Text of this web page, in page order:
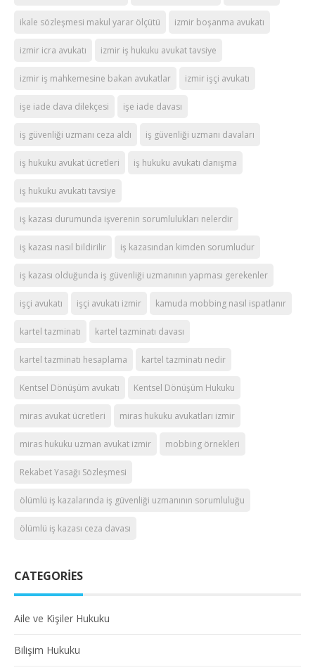
ikale sözleşmesi makul yarar ölçütü izmir boşanma avukatı
izmir icra avukatı izmir iş hukuku avukat tavsiye
izmir iş mahkemesine bakan avukatlar izmir işçi avukatı
işe iade dava dilekçesi işe iade davası
iş güvenliği uzmanı ceza aldı iş güvenliği uzmanı davaları
iş hukuku avukat ücretleri iş hukuku avukatı danışma
iş hukuku avukatı tavsiye
iş kazası durumunda işverenin sorumlulukları nelerdir
iş kazası nasıl bildirilir iş kazasından kimden sorumludur
iş kazası olduğunda iş güvenliği uzmanının yapması gerekenler
işçi avukatı işçi avukatı izmir kamuda mobbing nasıl ispatlanır
kartel tazminatı kartel tazminatı davası
kartel tazminatı hesaplama kartel tazminatı nedir
Kentsel Dönüşüm avukatı Kentsel Dönüşüm Hukuku
miras avukat ücretleri miras hukuku avukatları izmir
miras hukuku uzman avukat izmir mobbing örnekleri
Rekabet Yasağı Sözleşmesi
ölümlü iş kazalarında iş güvenliği uzmanının sorumluluğu
ölümlü iş kazası ceza davası
CATEGORIES
Aile ve Kişiler Hukuku
Bilişim Hukuku